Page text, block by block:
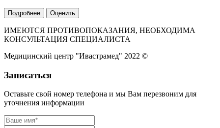
Подробнее Оценить
ИМЕЮТСЯ ПРОТИВОПОКАЗАНИЯ, НЕОБХОДИМА
КОНСУЛЬТАЦИЯ СПЕЦИАЛИСТА
Медицинский центр "Ивастрамед" 2022 ©
Записаться
Оставьте свой номер телефона и мы Вам перезвоним для
уточнения информации